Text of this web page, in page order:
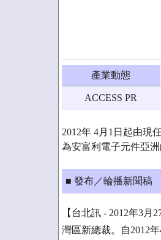
產業動態
ACCESS PR
2012年 4月1日起由現
為安富利電子元件亞洲
■ 發布／輪播新聞稿
【台北訊 - 2012年3月
灣區新總裁。自2012